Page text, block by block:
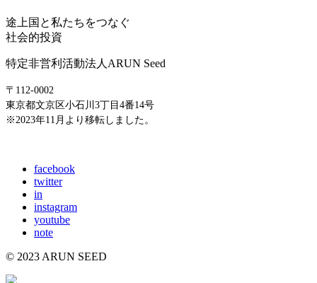
途上国と私たちをつなぐ
社会的投資
特定非営利活動法人ARUN Seed
〒112-0002
東京都文京区小石川3丁目4番14号
※2023年11月より移転しました。
facebook
twitter
in
instagram
youtube
note
© 2023 ARUN SEED